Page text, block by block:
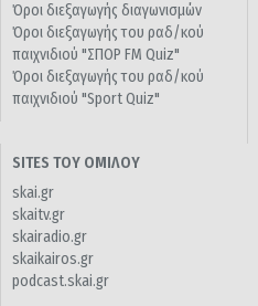
Όροι διεξαγωγής διαγωνισμών
Όροι διεξαγωγής του ραδ/κού
παιχνιδιού "ΣΠΟΡ FM Quiz"
Όροι διεξαγωγής του ραδ/κού
παιχνιδιού "Sport Quiz"
SITES ΤΟΥ ΟΜΙΛΟΥ
skai.gr
skaitv.gr
skairadio.gr
skaikairos.gr
podcast.skai.gr